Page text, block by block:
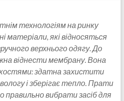
технологіям на ринку
матеріали, які відносяться
верхнього одягу. До
віднести мембрану. Вона
здатна захистити
і зберігає тепло. Прати
правильно вибрати засіб для